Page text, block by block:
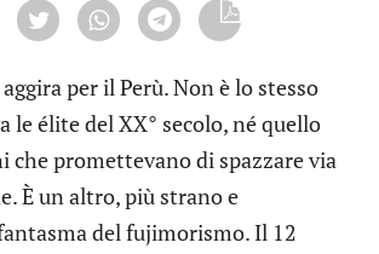
per il Perù. Non è lo stesso
le élite del XX° secolo, né quello
che promettevano di spazzare via
È un altro, più strano e
del fujimorismo. Il 12